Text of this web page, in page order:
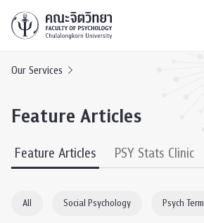
Our Services
Feature Articles
Feature Articles PSY Stats Clinic
All Social Psychology Psych